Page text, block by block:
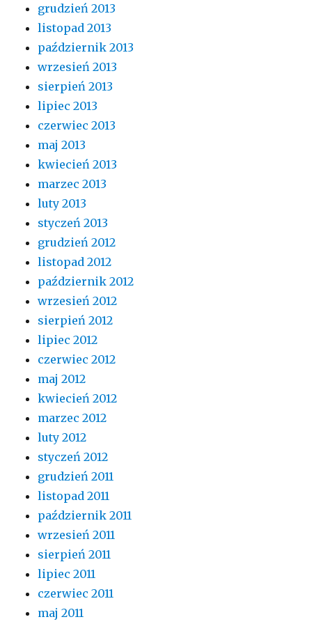
grudzień 2013
listopad 2013
październik 2013
wrzesień 2013
sierpień 2013
lipiec 2013
czerwiec 2013
maj 2013
kwiecień 2013
marzec 2013
luty 2013
styczeń 2013
grudzień 2012
listopad 2012
październik 2012
wrzesień 2012
sierpień 2012
lipiec 2012
czerwiec 2012
maj 2012
kwiecień 2012
marzec 2012
luty 2012
styczeń 2012
grudzień 2011
listopad 2011
październik 2011
wrzesień 2011
sierpień 2011
lipiec 2011
czerwiec 2011
maj 2011